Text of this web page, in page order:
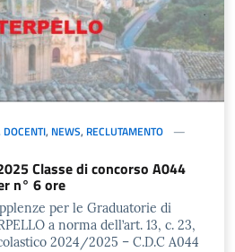
DOCENTI, NEWS, RECLUTAMENTO
Classe di concorso A044
n° 6 ore
per le Graduatorie di
a norma dell’art. 13, c. 23,
2024/2025 – C.D.C A044